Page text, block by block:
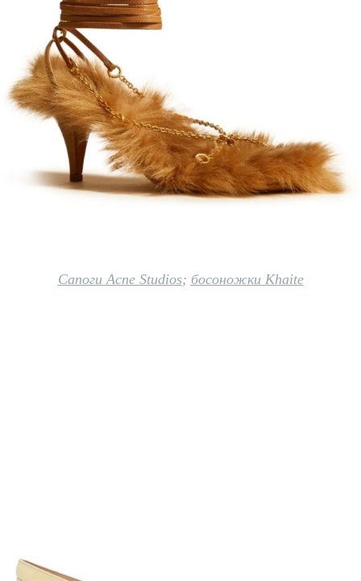
Сапоги Acne Studios; босоножки Khaite